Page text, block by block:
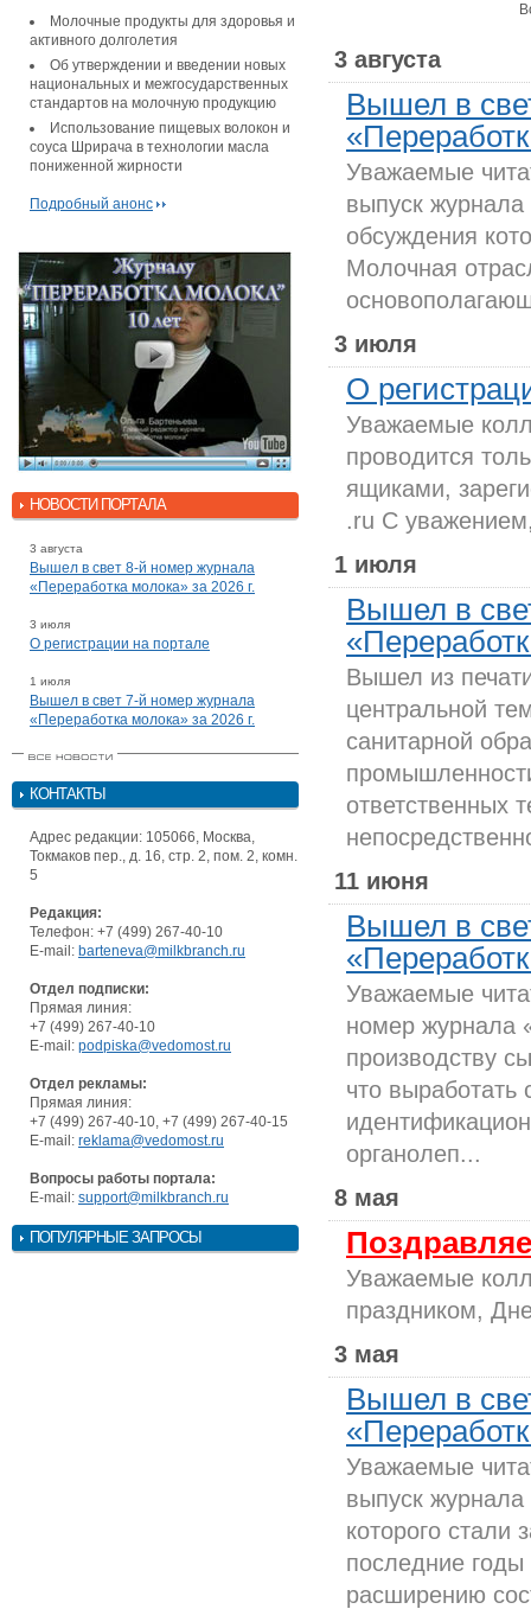
Молочные продукты для здоровья и
активного долголетия
Об утверждении и введении новых
национальных и межгосударственных
стандартов на молочную продукцию
Использование пищевых волокон и
соуса Шрирача в технологии масла
пониженной жирности
Подробный анонс
НОВОСТИ ПОРТАЛА
3 августа
Вышел в свет 8-й номер журнала
«Переработка молока» за 2026 г.
3 июля
О регистрации на портале
1 июля
Вышел в свет 7-й номер журнала
«Переработка молока» за 2026 г.
КОНТАКТЫ
Адрес редакции: 105066, Москва,
Токмаков пер., д. 16, стр. 2, пом. 2, комн.
5
Редакция:
Телефон: +7 (499) 267-40-10
E-mail: barteneva@milkbranch.ru
Отдел подписки:
Прямая линия:
+7 (499) 267-40-10
E-mail: podpiska@vedomost.ru
Отдел рекламы:
Прямая линия:
+7 (499) 267-40-10, +7 (499) 267-40-15
E-mail: reklama@vedomost.ru
Вопросы работы портала:
E-mail: support@milkbranch.ru
ПОПУЛЯРНЫЕ ЗАПРОСЫ
3 августа
Вышел в
Уважаемые
выпуск
обсуждения
Молочная
3 июля
О
Уважаемые
проводится
ящиками,
.ru С
1 июля
Вышел в
Вышел из
центральной
санитарной
ответственных
11 июня
Вышел в
Уважаемые
номер журнала
производству
что
органолеп...
8 мая
Уважаемые
праздником,
3 мая
Вышел в
Уважаемые
выпуск
которого стали
последние
расширению